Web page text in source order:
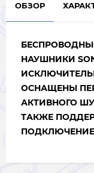
ОБЗОР
НАУШНИКИ
ОСНАЩЕНЫ
АКТИВНОГО
ТАКЖЕ
ПОДКЛЮЧЕНИЕ